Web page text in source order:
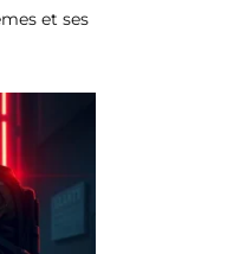
et ses